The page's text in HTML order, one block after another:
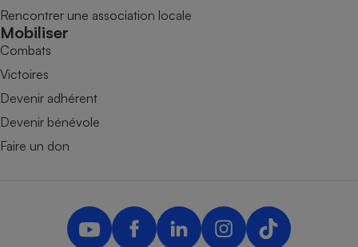
Rencontrer une association locale
Mobiliser
Combats
Victoires
Devenir adhérent
Devenir bénévole
Faire un don